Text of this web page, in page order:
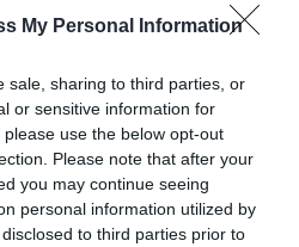
My Personal Information
sale, sharing to third parties, or
or sensitive information for
use the below opt-out
Please note that after your
you may continue seeing
personal information utilized by
to third parties prior to